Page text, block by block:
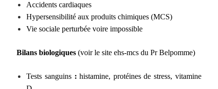
Accidents cardiaques
Hypersensibilité aux produits chimiques (MCS)
Vie sociale perturbée voire impossible
Bilans biologiques(voir le site ehs-mcs du Pr Belpomme)
Tests sanguins :histamine, protéines de stress, vitamine